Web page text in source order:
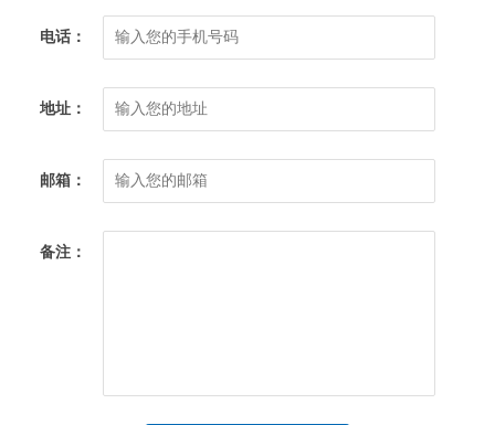
电话：
地址：
邮箱：
备注：